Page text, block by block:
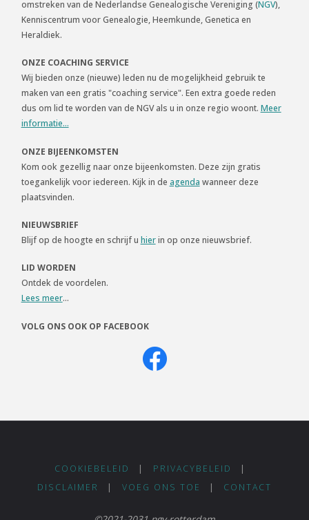
omstreken van de Nederlandse Genealogische Vereniging (NGV),
Kenniscentrum voor Genealogie, Heemkunde, Genetica en
Heraldiek.
ONZE COACHING SERVICE
Wij bieden onze (nieuwe) leden nu de mogelijkheid gebruik te
maken van een gratis "coaching service". Een extra goede reden
dus om lid te worden van de NGV als u in onze regio woont. Meer
informatie...
ONZE BIJEENKOMSTEN
Kom ook gezellig naar onze bijeenkomsten. Deze zijn gratis
toegankelijk voor iedereen. Kijk in de agenda wanneer deze
plaatsvinden.
NIEUWSBRIEF
Blijf op de hoogte en schrijf u hierin op onze nieuwsbrief.
LID WORDEN
Ontdek de voordelen.
Lees meer...
VOLG ONS OOK OP FACEBOOK
COOKIEBELEID | PRIVACYBELEID
|
DISCLAIMER
| VOEG ONS TOE | CONTACT